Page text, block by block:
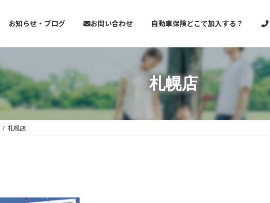
お知らせ・ブログ お問い合わせ 自動車保険どこで加入する？
札幌店
札幌店